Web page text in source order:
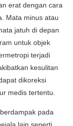
erat dengan cara
Mata minus atau
jatuh di depan
untuk objek
terjadi
kesulitan
dikoreksi
medis tertentu.
pada